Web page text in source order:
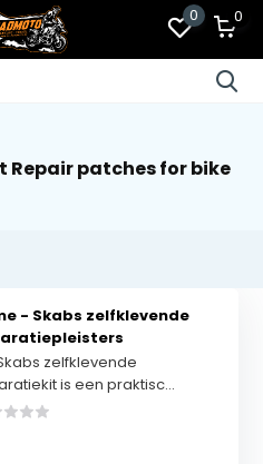
0 0
patches for bike
- Skabs zelfklevende
zelfklevende
is een praktisc...